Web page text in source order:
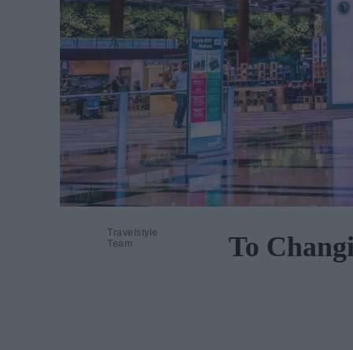
Travelstyle
Team
To